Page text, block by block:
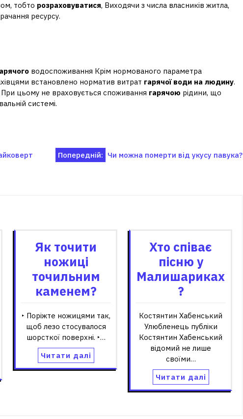
тобто розраховуватися, Виходячи з числа власників житла,
ресурсу.
водоспоживання Крім нормованого параметра
встановлено норматив витрат гарячої води на людину.
При цьому не враховується споживання гарячою рідини, що
системі.
Попередній: Чи можна померти від укусу павука?
Як точити
ножиці
точильним
каменем?
‣ Поріжте ножицями так,
щоб лезо стосувалося
шорсткої поверхні. ‣…
Читати далі
Хто співає
пісню у
Малишариках
?
Костянтин Хабенський
Улюбленець публіки
Костянтин Хабенський
відомий не лише
своїми…
Читати далі